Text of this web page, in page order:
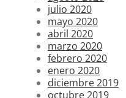
julio 2020
mayo 2020
abril 2020
marzo 2020
febrero 2020
enero 2020
diciembre 2019
octubre 2019